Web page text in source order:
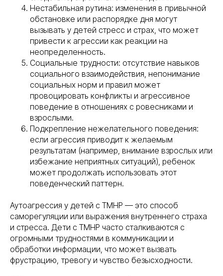
Нестабильная рутина: изменения в привычной
обстановке или распорядке дня могут
вызывать у детей стресс и страх, что может
привести к агрессии как реакции на
неопределенность.
Социальные трудности: отсутствие навыков
социального взаимодействия, непонимание
социальных норм и правил может
провоцировать конфликты и агрессивное
поведение в отношениях с ровесниками и
взрослыми.
Подкрепление нежелательного поведения:
если агрессия приводит к желаемым
результатам (например, внимание взрослых или
избежание неприятных ситуаций), ребенок
может продолжать использовать этот
поведенческий паттерн.
Аутоагрессия у детей с ТМНР — это способ
саморегуляции или выражения внутреннего страха
и стресса. Дети с ТМНР часто сталкиваются с
огромными трудностями в коммуникации и
обработки информации, что может вызвать
фрустрацию, тревогу и чувство безысходности.